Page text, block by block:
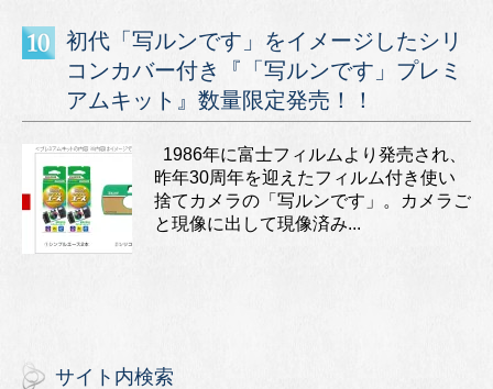
初代「写ルンです」をイメージしたシリ
コンカバー付き『「写ルンです」プレミ
アムキット』数量限定発売！！
1986年に富士フィルムより発売され、
昨年30周年を迎えたフィルム付き使い
捨てカメラの「写ルンです」。カメラご
と現像に出して現像済み...
サイト内検索